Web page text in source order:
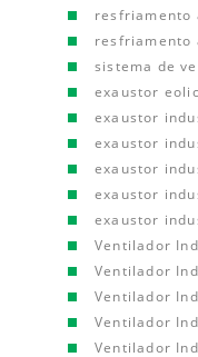
resfriamento
resfriamento
sistema de
exaustor
exaustor
exaustor
exaustor
exaustor
exaustor
Ventilador
Ventilador
Ventilador
Ventilador
Ventilador